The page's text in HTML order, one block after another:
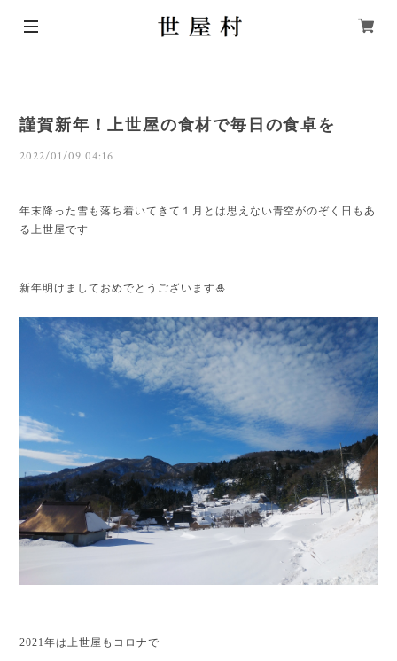
謹賀新年！上世屋の食材で毎日の食卓を
2022/01/09 04:16
年末降った雪も落ち着いてきて１月とは思えない青空がのぞく日もあ
る上世屋です
新年明けましておめでとうございます🎍
2021年は上世屋もコロナで